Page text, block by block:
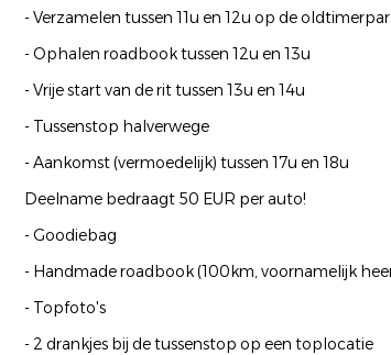
- Verzamelen tussen 11u en 12u op de
- Ophalen roadbook tussen 12u en 13u
- Vrije start van de rit tussen 13u en 14u
- Tussenstop halverwege
- Aankomst (vermoedelijk) tussen 17u en 18u
Deelname bedraagt 50 EUR per auto!
- Goodiebag
- Handmade roadbook (100km, voornamelijk
- Topfoto's
- 2 drankjes bij de tussenstop op een toplocatie